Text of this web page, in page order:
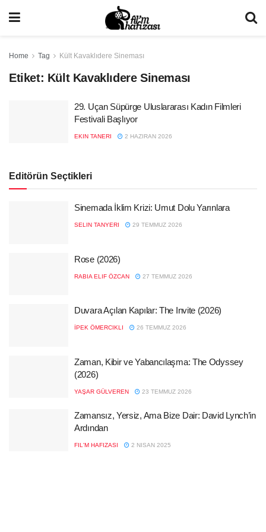
Home Tag Kült Kavaklıdere Sineması
Etiket: Kült Kavaklıdere Sineması
29. Uçan Süpürge Uluslararası Kadın Filmleri
Festivali Başlıyor
EKIN TANERI 2 HAZIRAN 2026
Editörün Seçtikleri
Sinemada İklim Krizi: Umut Dolu Yarınlara
SELIN TANYERI 29 TEMMUZ 2026
Rose (2026)
RABIA ELIF ÖZCAN 27 TEMMUZ 2026
Duvara Açılan Kapılar: The Invite (2026)
İPEK ÖMERCIKLI 26 TEMMUZ 2026
Zaman, Kibir ve Yabancılaşma: The Odyssey
(2026)
YAŞAR GÜLVEREN 23 TEMMUZ 2026
Zamansız, Yersiz, Ama Bize Dair: David Lynch’in
Ardından
FIL'M HAFIZASI 2 NISAN 2025